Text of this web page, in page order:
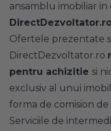
ansamblu imobiliar
Ofertele prezentate
DirectDezvoltator.ro
pentru achizitie si
exclusiv al unui
forma de comision
Serviciile de